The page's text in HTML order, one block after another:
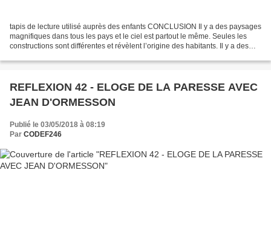
tapis de lecture utilisé auprès des enfants CONCLUSION Il y a des paysages
magnifiques dans tous les pays et le ciel est partout le même. Seules les
constructions sont différentes et révèlent l’origine des habitants. Il y a des
REFLEXION 42 - ELOGE DE LA PARESSE AVEC
JEAN D'ORMESSON
Publié le 03/05/2018 à 08:19
Par CODEF246